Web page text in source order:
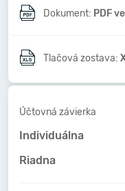
Dokument: PDF
Tlačová zostava:
Účtovná závierka
Individuálna
Riadna